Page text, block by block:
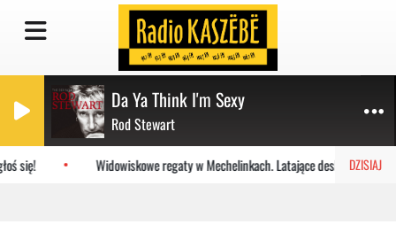
Da Ya Think I'm Sexy
Rod Stewart
DZISIAJ
się! Widowiskowe regaty w Mechelinkach. Latające deski na Zatoce